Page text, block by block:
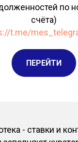
по
счёта)
t.me/
ПЕРЕЙТИ
- ставки и